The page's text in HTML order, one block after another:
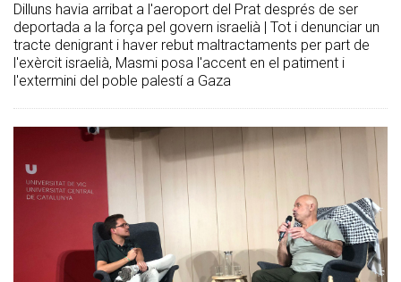
Dilluns havia arribat a l'aeroport del Prat després de ser
deportada a la força pel govern israelià | Tot i denunciar un
tracte denigrant i haver rebut maltractaments per part de
l'exèrcit israelià, Masmi posa l'accent en el patiment i
l'extermini del poble palestí a Gaza